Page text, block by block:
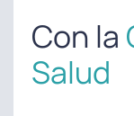
Con la
Salud